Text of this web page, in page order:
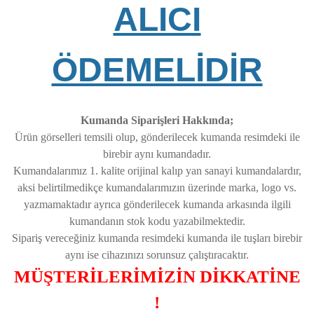
ALICI
ÖDEMELİDİR
Kumanda Siparişleri Hakkında;
Ürün görselleri temsili olup, gönderilecek kumanda resimdeki ile
birebir aynı kumandadır.
Kumandalarımız 1. kalite orijinal kalıp yan sanayi kumandalardır,
aksi belirtilmedikçe kumandalarımızın üzerinde marka, logo vs.
yazmamaktadır ayrıca gönderilecek kumanda arkasında ilgili
kumandanın stok kodu yazabilmektedir.
Sipariş vereceğiniz kumanda resimdeki kumanda ile tuşları birebir
aynı ise cihazınızı sorunsuz çalıştıracaktır.
MÜŞTERİLERİMİZİN DİKKATİNE
!